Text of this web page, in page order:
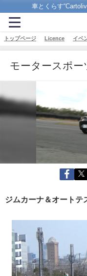
車とくらす
トップページ Licence イベ
モータースポー
ジムカーナ＆オートテ